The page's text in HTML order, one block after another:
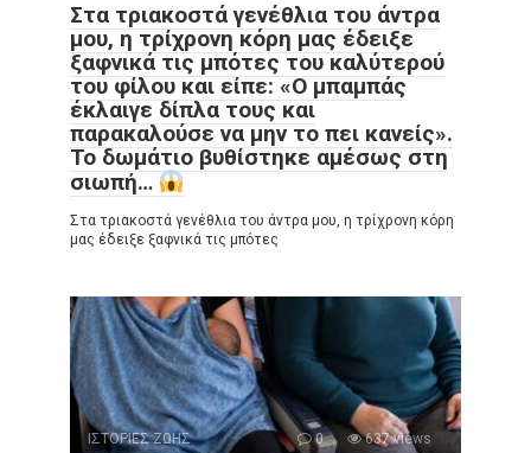
Στα τριακοστά γενέθλια του άντρα
μου, η τρίχρονη κόρη μας έδειξε
ξαφνικά τις μπότες του καλύτερού
του φίλου και είπε: «Ο μπαμπάς
έκλαιγε δίπλα τους και
παρακαλούσε να μην το πει κανείς».
Το δωμάτιο βυθίστηκε αμέσως στη
σιωπή…
Στα τριακοστά γενέθλια του άντρα μου, η τρίχρονη κόρη
μας έδειξε ξαφνικά τις μπότες
ΙΣΤΟΡΙΕΣ ΖΩΗΣ 0 637 views